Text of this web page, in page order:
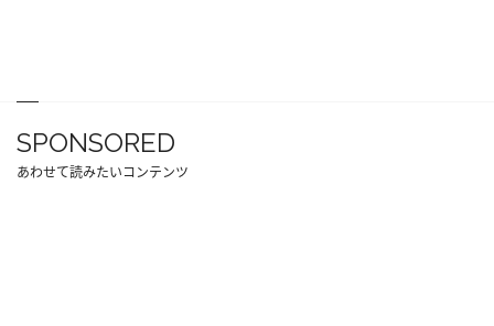
SPONSORED
あわせて読みたいコンテンツ